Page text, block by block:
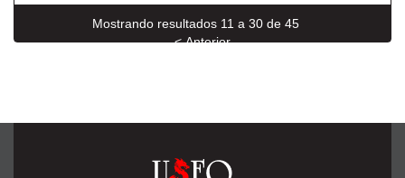
Mostrando resultados 11 a 30 de 45
< Anterior